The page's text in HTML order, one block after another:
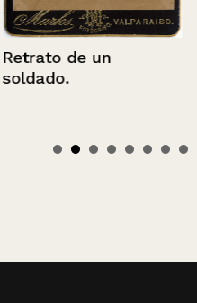
Retrato de un
soldado.